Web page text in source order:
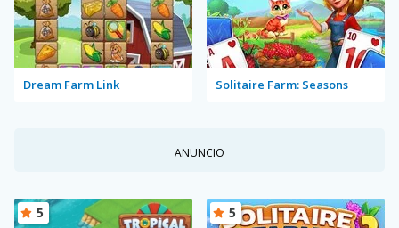
Dream Farm Link Solitaire Farm: Seasons
ANUNCIO
5 5